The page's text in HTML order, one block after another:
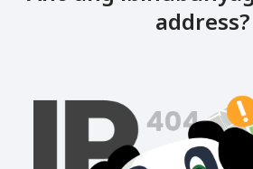
address?